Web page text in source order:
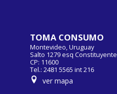
TOMA CONSUMO
Montevideo, Uruguay
Salto 1279 esq Constituyente
CP: 11600
Tel.: 2481 5565 int 216
ver mapa